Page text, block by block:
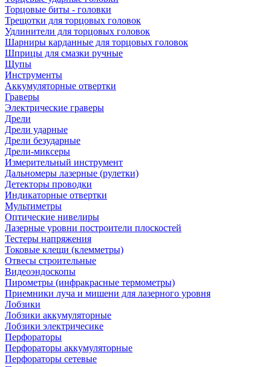
Торцовые биты - головки
Трещотки для торцовых головок
Удлинители для торцовых головок
Шарниры карданные для торцовых головок
Шприцы для смазки ручные
Щупы
Инструменты
Аккумуляторные отвертки
Граверы
Электрические граверы
Дрели
Дрели ударные
Дрели безударные
Дрели-миксеры
Измерительный инструмент
Дальномеры лазерные (рулетки)
Детекторы проводки
Индикаторные отвертки
Мультиметры
Оптические нивелиры
Лазерные уровни построители плоскостей
Тестеры напряжения
Токовые клещи (клемметры)
Отвесы строительные
Видеоэндоскопы
Пирометры (инфракрасные термометры)
Приемники луча и мишени для лазерного уровня
Лобзики
Лобзики аккумуляторные
Лобзики электричесике
Перфораторы
Перфораторы аккумуляторные
Перфораторы сетевые